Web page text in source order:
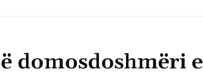
domosdoshmëri e